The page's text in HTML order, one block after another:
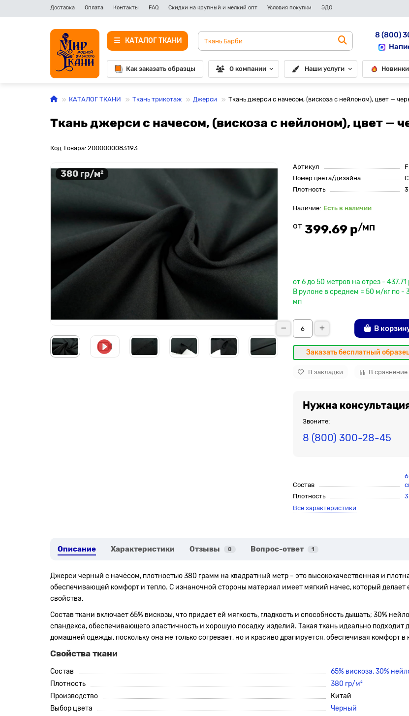
Доставка Оплата Контакты FAQ Скидки на крупный и мелкий опт Условия покупки ЭДО
КАТАЛОГ ТКАНИ
8 (800)
Как заказать образцы О компании Наши услуги Новинки
КАТАЛОГ ТКАНИ Ткань трикотаж Джерси Ткань джерси с начесом, (вискоза с нейлоном), цвет —
Ткань джерси с начесом, (вискоза с нейлоном), цвет —
Код Товара: 2000000083193
380 гр/м²
Артикул
Номер цвета/дизайна
Плотность
Есть в наличии
от 399.69 р/мп
от 6 до 50 метров на отрез -
В рулоне в среднем = 50 м/кг по -
мп
В
Заказать бесплатный
В закладки В сравнение
Нужна
Звоните:
8 (800) 300-28-45
Состав
Плотность
Все характеристики
Описание Характеристики Отзывы 0 Вопрос-ответ 1
Джерси черный с начёсом, плотностью 380 грамм на квадратный метр – это высококачественная и
обеспечивающей комфорт и тепло. С изнаночной стороны материал имеет мягкий начес, который
свойства.
Состав ткани включает 65% вискозы, что придает ей мягкость, гладкость и способность дышать; 30%
спандекса, обеспечивающего эластичность и хорошую посадку изделий. Такая ткань идеально
домашней одежды, поскольку она не только согревает, но и красиво драпируется, обеспечивая комфорт
Свойства ткани
Состав
65% вискоза, 30%
Плотность
380 гр/м²
Производство
Китай
Выбор цвета
Черный